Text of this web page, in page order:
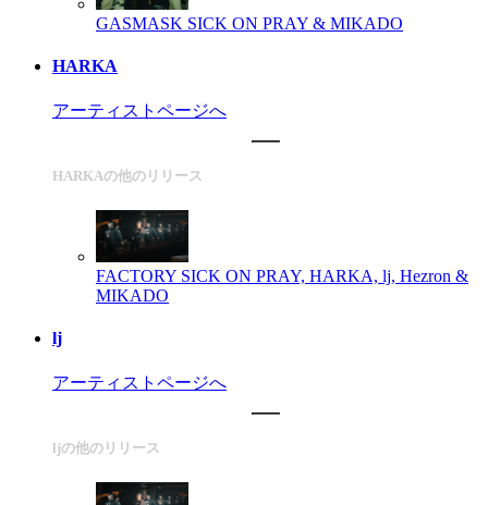
GASMASK SICK ON PRAY & MIKADO
HARKA
アーティストページへ
HARKAの他のリリース
FACTORY SICK ON PRAY, HARKA, lj, Hezron &
MIKADO
lj
アーティストページへ
ljの他のリリース